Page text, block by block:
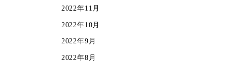
2022年11月
2022年10月
2022年9月
2022年8月